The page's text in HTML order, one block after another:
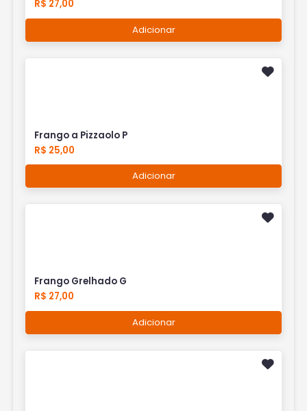
R$ 27,00
Adicionar
Frango a Pizzaolo P
R$ 25,00
Adicionar
Frango Grelhado G
R$ 27,00
Adicionar